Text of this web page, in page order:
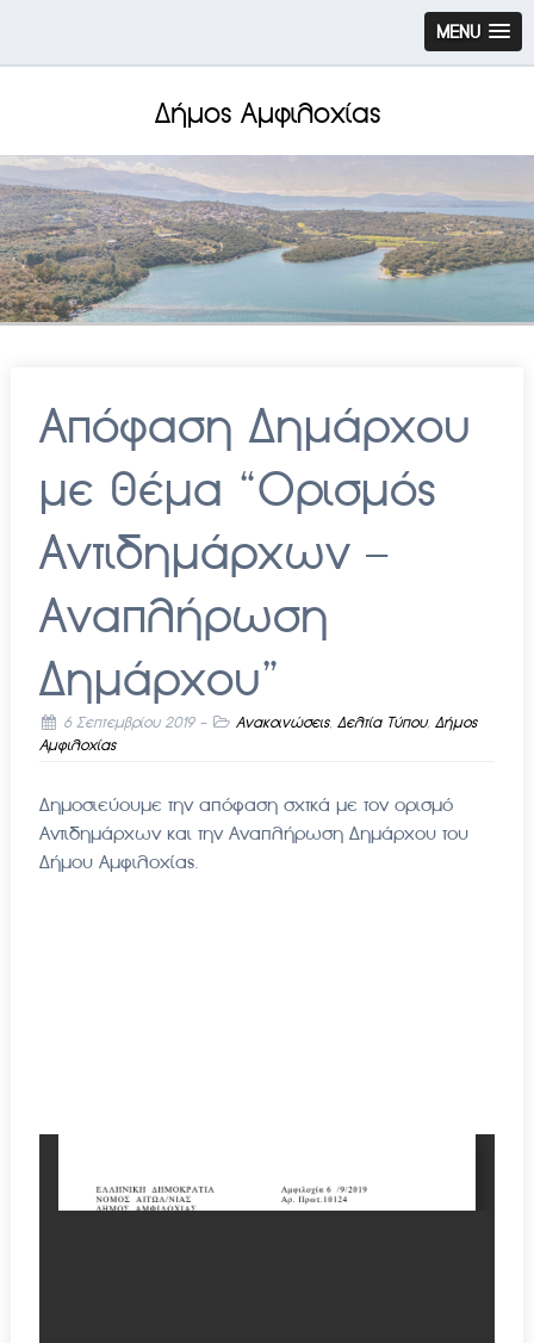
MENU
Δήμος Αμφιλοχίας
Απόφαση Δημάρχου
με θέμα “Ορισμός
Αντιδημάρχων –
Αναπλήρωση
Δημάρχου”
6 Σεπτεμβρίου 2019- Ανακοινώσεις, Δελτία Τύπου, Δήμος
Αμφιλοχίας
Δημοσιεύουμε την απόφαση σχτκά με τον ορισμό
Αντιδημάρχων και την Αναπλήρωση Δημάρχου του
Δήμου Αμφιλοχίας.